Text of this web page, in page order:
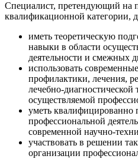
Специалист, претендующий на
квалификационной категории,
иметь теоретическую
навыки в области
деятельности и смежных
использовать
профилактики, лечения,
лечебно-диагностической
осуществляемой
уметь квалифицированно
профессиональной
современной научно-
участвовать в решении
организации